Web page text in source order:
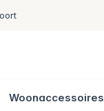
Woonaccessoires